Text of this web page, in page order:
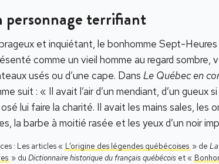
personnage terrifiant
et inquiétant, le bonhomme Sept-
comme un vieil homme au regard sombre,
usés ou d’une cape. Dans Le Québec en
suit : « Il avait l’air d’un mendiant, d’un gueux
lui faire la charité. Il avait les mains sales, les
la barbe à moitié rasée et les yeux d’un noir
: Les articles « L’origine des légendes québécoises » de
» du Dictionnaire historique du français québécoiset «